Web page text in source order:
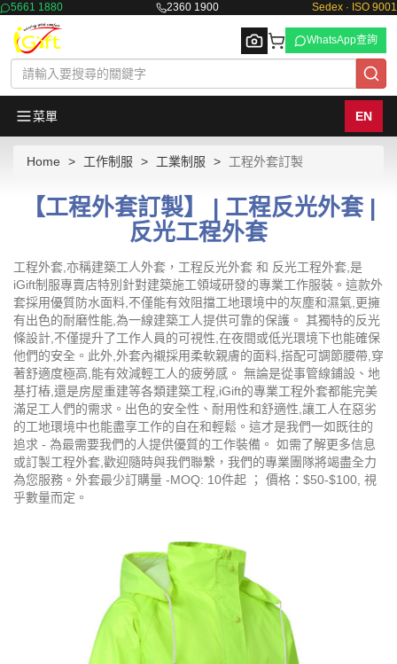
5661 1880 2360 1900 Sedex · ISO 9001
Browse
WhatsApp查詢
菜單 EN
Home 工作制服 工業制服 工程外套訂製
【工程外套訂製】 | 工程反光外套 |
反光工程外套
工程外套,亦稱建築工人外套，工程反光外套 和 反光工程外套,是
iGift制服專賣店特別針對建築施工領域研發的專業工作服裝。這款外
套採用優質防水面料,不僅能有效阻擋工地環境中的灰塵和濕氣,更擁
有出色的耐磨性能,為一線建築工人提供可靠的保護。 其獨特的反光
條設計,不僅提升了工作人員的可視性,在夜間或低光環境下也能確保
他們的安全。此外,外套內襯採用柔軟親膚的面料,搭配可調節腰帶,穿
著舒適度極高,能有效減輕工人的疲勞感。 無論是從事管線鋪設、地
基打樁,還是房屋重建等各類建築工程,iGift的專業工程外套都能完美
滿足工人們的需求。出色的安全性、耐用性和舒適性,讓工人在惡劣
的工地環境中也能盡享工作的自在和輕鬆。這才是我們一如既往的
追求 - 為最需要我們的人提供優質的工作裝備。 如需了解更多信息
或訂製工程外套,歡迎隨時與我們聯繫，我們的專業團隊將竭盡全力
為您服務。外套最少訂購量 -MOQ: 10件起 ； 價格：$50-$100, 視
乎數量而定。